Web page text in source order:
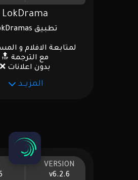
LokDrama
تطبيق LokDramas
لمتابعة الافلام و
مع الترجمة 🔝
بدون اعلانات ❌
المزيــد
VERSION
v6.2.6